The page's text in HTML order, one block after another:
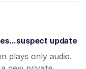
update
plays only audio.